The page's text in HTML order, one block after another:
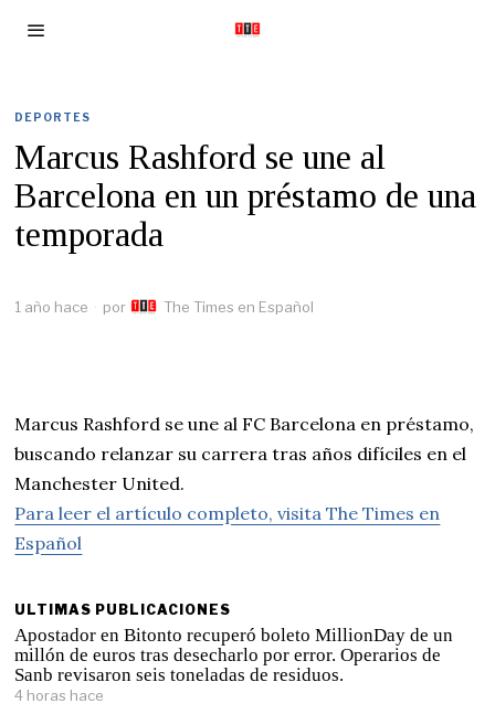
DEPORTES
Marcus Rashford se une al
Barcelona en un préstamo de una
temporada
1 año hace por The Times en Español
Marcus Rashford se une al FC Barcelona en préstamo,
buscando relanzar su carrera tras años difíciles en el
Manchester United.
Para leer el artículo completo, visita The Times en
Español
ULTIMAS PUBLICACIONES
Apostador en Bitonto recuperó boleto MillionDay de un
millón de euros tras desecharlo por error. Operarios de
Sanb revisaron seis toneladas de residuos.
4 horas hace